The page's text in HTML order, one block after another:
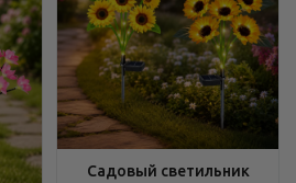
Садовый светильник